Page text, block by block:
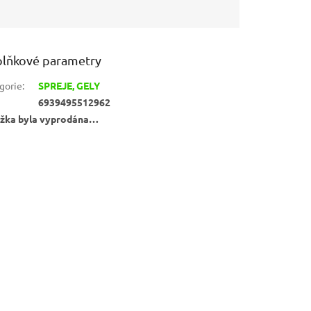
parametry
:
SPREJE, GELY
6939495512962
byla vyprodána…